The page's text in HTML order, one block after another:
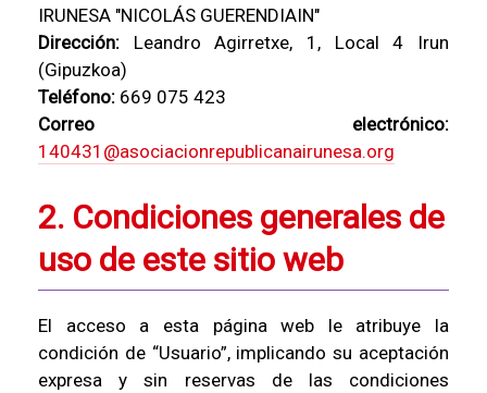
IRUNESA "NICOLÁS GUERENDIAIN"
Dirección: Leandro Agirretxe, 1, Local 4 Irun
(Gipuzkoa)
Teléfono: 669 075 423
Correo electrónico:
140431@asociacionrepublicanairunesa.org
2. Condiciones generales de
uso de este sitio web
El acceso a esta página web le atribuye la
condición de “Usuario”, implicando su aceptación
expresa y sin reservas de las condiciones